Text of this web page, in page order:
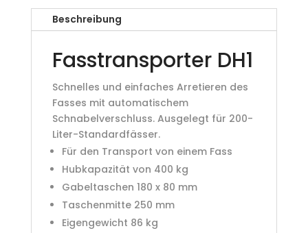
Beschreibung
Fasstransporter DH1
Schnelles und einfaches Arretieren des
Fasses mit automatischem
Schnabelverschluss. Ausgelegt für 200-
Liter-Standardfässer.
Für den Transport von einem Fass
Hubkapazität von 400 kg
Gabeltaschen 180 x 80 mm
Taschenmitte 250 mm
Eigengewicht 86 kg